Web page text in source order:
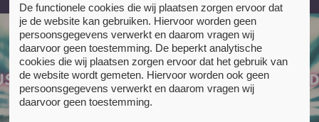
De functionele cookies die wij plaatsen zorgen ervoor dat
je de website kan gebruiken. Hiervoor worden geen
persoonsgegevens verwerkt en daarom vragen wij
daarvoor geen toestemming. De beperkt analytische
cookies die wij plaatsen zorgen ervoor dat het gebruik van
de website wordt gemeten. Hiervoor worden ook geen
persoonsgegevens verwerkt en daarom vragen wij
daarvoor geen toestemming.